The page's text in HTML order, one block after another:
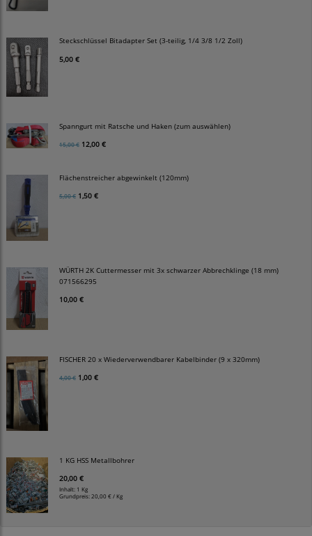
Steckschlüssel Bitadapter Set (3-teilig, 1/4 3/8 1/2 Zoll)
5,00 €
Spanngurt mit Ratsche und Haken (zum auswählen)
15,00 € 12,00 €
Flächenstreicher abgewinkelt (120mm)
5,00 € 1,50 €
WÜRTH 2K Cuttermesser mit 3x schwarzer Abbrechklinge (18 mm)
071566295
10,00 €
FISCHER 20 x Wiederverwendbarer Kabelbinder (9 x 320mm)
4,00 € 1,00 €
1 KG HSS Metallbohrer
20,00 €
Inhalt: 1 Kg
Grundpreis:20,00 € / Kg